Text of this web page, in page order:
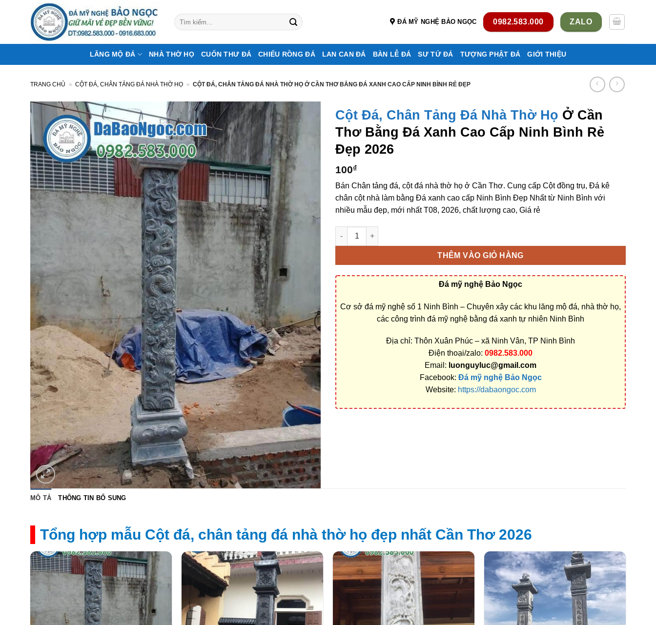
dung
Tìm
kiếm:
ĐÁ MỸ NGHỆ BẢO NGỌC 0982.583.000 ZALO
LĂNG MỘ ĐÁ NHÀ THỜ HỌ CUỐN THƯ ĐÁ CHIẾU RỒNG ĐÁ LAN CAN ĐÁ BÀN LỄ ĐÁ SƯ TỬ ĐÁ TƯỢNG PHẬT ĐÁ GIỚI THIỆU
TRANG CHỦ » CỘT ĐÁ, CHÂN TẢNG ĐÁ NHÀ THỜ HỌ » CỘT ĐÁ, CHÂN TẢNG ĐÁ NHÀ THỜ HỌ Ở CẦN THƠ BẰNG ĐÁ XANH CAO CẤP NINH BÌNH RẺ ĐẸP
Cột Đá, Chân Tảng Đá Nhà Thờ Họ Ở Cần
Thơ Bằng Đá Xanh Cao Cấp Ninh Bình Rẻ
Đẹp 2026
100₫
Bán Chân tảng đá, cột đá nhà thờ họ ở Cần Thơ. Cung cấp Cột đồng trụ, Đá kê
chân cột nhà làm bằng Đá xanh cao cấp Ninh Bình Đẹp Nhất từ Ninh Bình với
nhiều mẫu đẹp, mới nhất T08, 2026, chất lượng cao, Giá rẻ
Cột đá, chân tảng đá nhà thờ họ ở Cần Thơ bằng Đá xanh cao cấp Ninh Bình rẻ đẹp số lượng
THÊM VÀO GIỎ HÀNG
Đá mỹ nghệ Bảo Ngọc
Cơ sở đá mỹ nghệ số 1 Ninh Bình – Chuyên xây các khu lăng mộ đá, nhà thờ họ,
các công trình đá mỹ nghệ bằng đá xanh tự nhiên Ninh Bình
Địa chỉ: Thôn Xuân Phúc – xã Ninh Vân, TP Ninh Bình
Điện thoại/zalo: 0982.583.000
Email: luonguyluc@gmail.com
Facebook: Đá mỹ nghệ Bảo Ngọc
Website: https://dabaongoc.com
MÔ TẢ THÔNG TIN BỔ SUNG
Tổng hợp mẫu Cột đá, chân tảng đá nhà thờ họ đẹp nhất Cần Thơ 2026